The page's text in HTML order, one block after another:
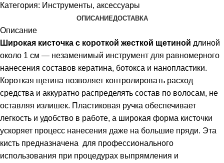
Категория: Инструменты, аксессуары
ОПИСАНИЕДОСТАВКА
Описание
Широкая кисточка с короткой жесткой щетиной длиной
около 1 см — незаменимый инструмент для равномерного
нанесения составов кератина, ботокса и нанопластики.
Короткая щетина позволяет контролировать расход
средства и аккуратно распределять состав по волосам, не
оставляя излишек. Пластиковая ручка обеспечивает
легкость и удобство в работе, а широкая форма кисточки
ускоряет процесс нанесения даже на большие пряди. Эта
кисть предназначена для профессионального
использования при процедурах выпрямления и